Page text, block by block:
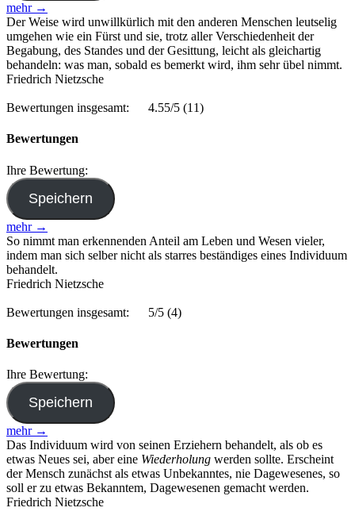
mehr →
Der Weise wird unwillkürlich mit den anderen Menschen leutselig
umgehen wie ein Fürst und sie, trotz aller Verschiedenheit der
Begabung, des Standes und der Gesittung, leicht als gleichartig
behandeln: was man, sobald es bemerkt wird, ihm sehr übel nimmt.
Friedrich Nietzsche
Bewertungen insgesamt: 4.55/5 (11)
Bewertungen
Ihre Bewertung:
mehr →
So nimmt man erkennenden Anteil am Leben und Wesen vieler,
indem man sich selber nicht als starres beständiges eines Individuum
behandelt.
Friedrich Nietzsche
Bewertungen insgesamt: 5/5 (4)
Bewertungen
Ihre Bewertung:
mehr →
Das Individuum wird von seinen Erziehern behandelt, als ob es
etwas Neues sei, aber eine Wiederholung werden sollte. Erscheint
der Mensch zunächst als etwas Unbekanntes, nie Dagewesenes, so
soll er zu etwas Bekanntem, Dagewesenen gemacht werden.
Friedrich Nietzsche